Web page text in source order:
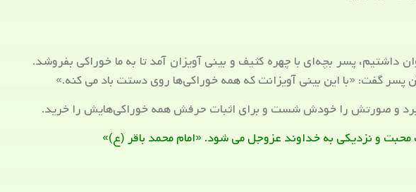
داشتیم، پسر بچه‌ای با چهره کثیف و بینی آویزان آمد تا به ما خوراکی بفروشد.
پسر گفت: «با این بینی آویزانت که همه خوراکی‌ها روی دستت باد می کنه.»
برد و صورتش را خودش شست و برای اثبات حرفش همه خوراکی‌هایش را خرید.
و نزدیکی به خداوند عزوجل می شود. «امام محمد باقر (ع)»